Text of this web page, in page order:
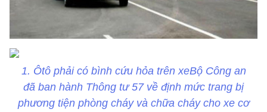
1. Ôtô phải có bình cứu hỏa trên xeBộ Công an
đã ban hành Thông tư 57 về định mức trang bị
phương tiện phòng cháy và chữa cháy cho xe cơ